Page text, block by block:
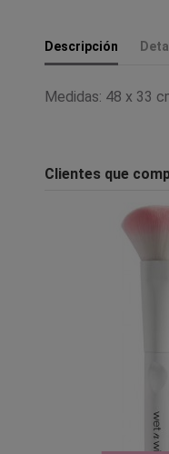
Descripción
Medidas: 48 x 33
Clientes que